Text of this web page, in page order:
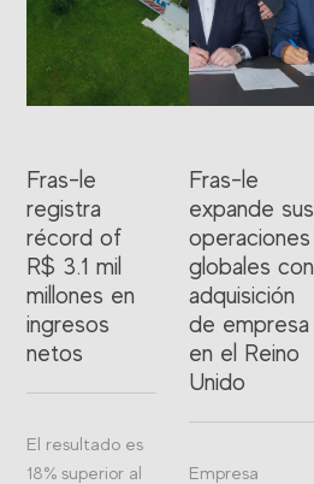
Fras-le
registra
récord of
R$ 3.1 mil
millones en
ingresos
netos
El resultado es
18% superior al
Fras-le
expande sus
operaciones
globales con
adquisición
de empresa
en el Reino
Unido
Empresa